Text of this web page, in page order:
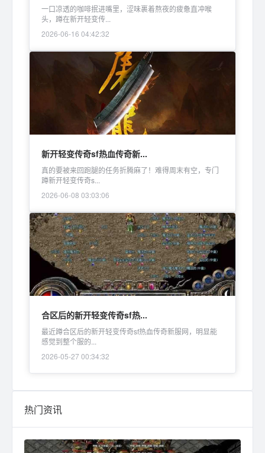
一口凉透的咖啡抿进嘴里，涩味裹着熬夜的疲惫直冲喉
头，蹲在新开轻变传...
2026-06-16 04:42:32
新开轻变传奇sf热血传奇新...
真的要被来回跑腿的任务折腾麻了！难得周末有空，专门
蹲新开轻变传奇s...
2026-06-08 03:03:06
合区后的新开轻变传奇sf热...
最近蹲合区后的新开轻变传奇sf热血传奇新服网，明显能
感觉到整个服的...
2026-05-27 00:34:32
热门资讯